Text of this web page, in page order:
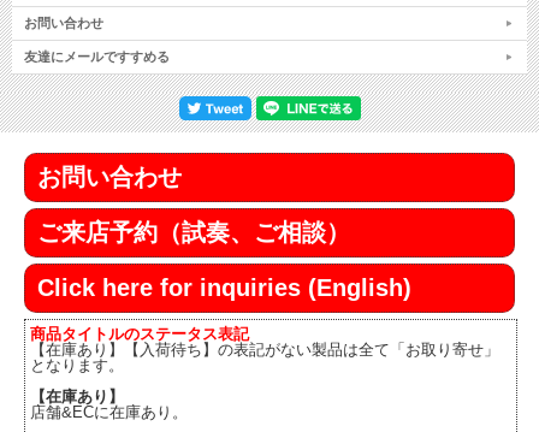
お問い合わせ
友達にメールですすめる
お問い合わせ
ご来店予約（試奏、ご相談）
Click here for inquiries (English)
商品タイトルのステータス表記
【在庫あり】【入荷待ち】の表記がない製品は全て「お取り寄せ」
となります。
【在庫あり】
店舗&ECに在庫あり。